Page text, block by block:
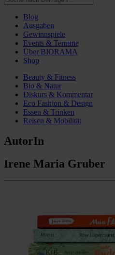
Blog
Ausgaben
Gewinnspiele
Events & Termine
Über BIORAMA
Shop
Beauty & Fitness
Bio & Natur
Diskurs & Kommentar
Eco Fashion & Design
Essen & Trinken
Reisen & Mobilität
AutorIn
Irene Maria Gruber